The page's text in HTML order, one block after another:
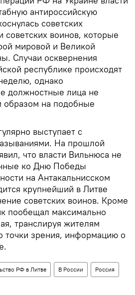
антироссийскую
советских
советских воинов, которые
мировой и Великой
Случаи осквернения
республике происходят
однако
должностные лица не
на подобные
выступает с
На прошлой
что власти Вильнюса не
ко Дню Победы
на Антакальнисском
крупнейший в Литве
советских воинов. Кроме
пообещал максимально
транслируя жителям
точки зрения, информацию о
РФ в Литве В России Россия